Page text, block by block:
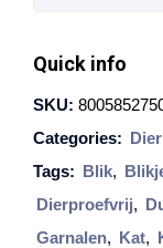
h
Quick info
SKU:
Categories: Dier
Tags: Blik,
Dierproefvrij,
Garnalen, Kat,